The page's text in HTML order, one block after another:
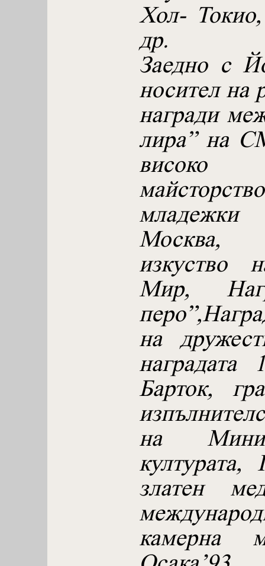
Хол-
др.
Заедно с
носител на
награди
лира” на
високо
Москва,
изкуство
Мир,
на
наградата
Барток,
на
златен
камерна